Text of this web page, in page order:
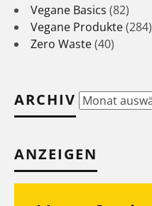
Vegane Basics (82)
Vegane Produkte(284)
Zero Waste(40)
ARCHIV Archiv
ANZEIGEN